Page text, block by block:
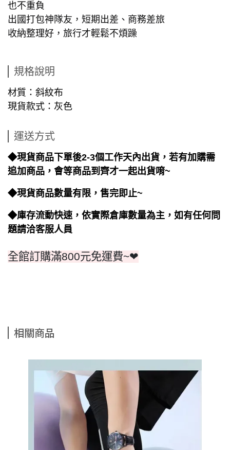
也不重負
出國打包神隊友，短期出差、商務差旅
收納整理好，旅行才輕鬆不煩躁
規格說明
材質：斜紋布
現貨款式：灰色
運送方式
◆現貨商品下單後2-3個工作天內出貨，若有加購需
追加商品，會等商品到齊才一起出貨唷~
◆現貨商品數量有限，售完即止~
◆庫存流動快速，依實際倉庫數量為主，如有任何問
題請洽客服人員
全館訂購滿800元免運費~❤
相關商品